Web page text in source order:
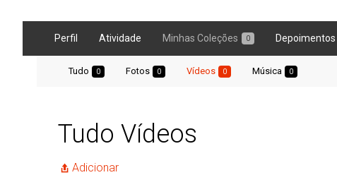
Perfil Atividade Minhas Coleções 0 Depoimentos
Tudo 0 Fotos 0 Vídeos 0 Música 0
Tudo Vídeos
Adicionar